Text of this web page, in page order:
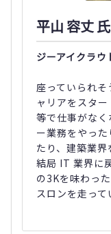
平山 容丈 氏
ジーアイクラ
座っていられ
ャリアをスタ
等で仕事がな
ー業務をやっ
たり、建築業界
結局 IT 業界に
の3Kを味わっ
スロンを走って